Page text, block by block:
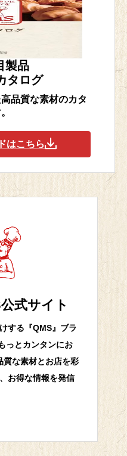
製品
タログ
品質な素材のカタ
はこちら
式サイト
する『QMS』ブラ
っとカンタンにお
質な素材とお店を彩
お得な情報を発信